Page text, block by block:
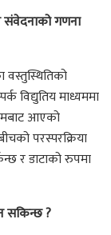
गणना
वस्तुस्थितिको
विद्युतिय माध्यममा
आएको
परस्परक्रिया
र डाटाको रुपमा
सकिन्छ ?